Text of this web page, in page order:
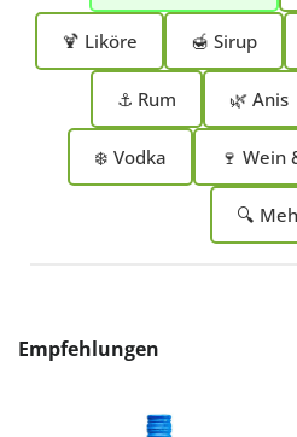
🍹 Liköre 🍯 Sirup
⚓ Rum 🌿 Anis
❄️ Vodka 🍷 Wein
🔍
Produktgalerie überspringen
Empfehlungen